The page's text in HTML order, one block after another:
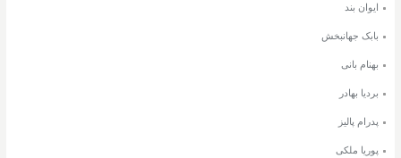
ایوان بند
بابک جهانبخش
بهنام بانی
بردیا بهادر
پدرام پالیز
پوریا ملکی